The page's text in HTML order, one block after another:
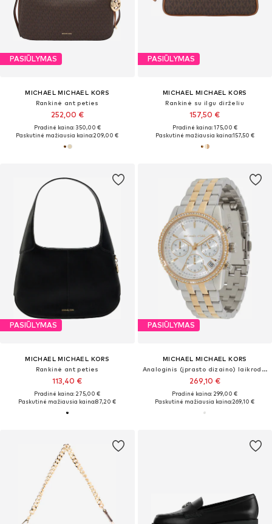
PASIŪLYMAS
MICHAEL MICHAEL KORS
Rankinė ant peties
252,00 €
Pradinė kaina: 350,00 €
Paskutinė mažiausia kaina:209,00 €
PASIŪLYMAS
MICHAEL MICHAEL KORS
Rankinė su ilgu dirželiu
157,50 €
Pradinė kaina: 175,00 €
Paskutinė mažiausia kaina:157,50 €
PASIŪLYMAS
MICHAEL MICHAEL KORS
Rankinė ant peties
113,40 €
Pradinė kaina: 275,00 €
Paskutinė mažiausia kaina:87,20 €
PASIŪLYMAS
MICHAEL MICHAEL KORS
Analoginis (įprasto dizaino) laikrodis 'RITZ'
269,10 €
Pradinė kaina: 299,00 €
Paskutinė mažiausia kaina:269,10 €